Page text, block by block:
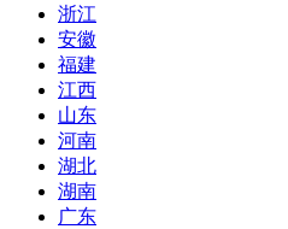
浙江
安徽
福建
江西
山东
河南
湖北
湖南
广东